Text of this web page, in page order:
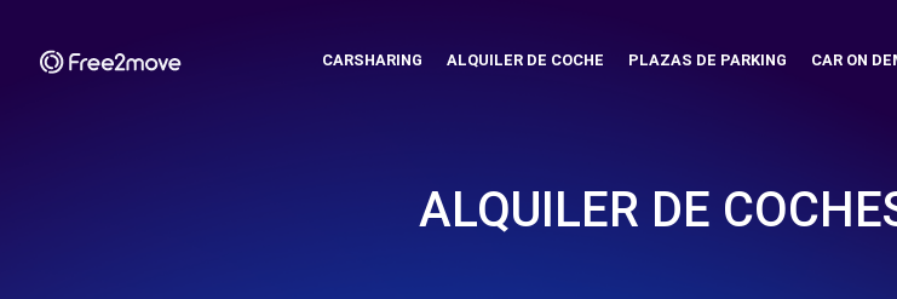
CARSHARING ALQUILER DE COCHE PLAZAS DE PARKING CAR ON
ALQUILER DE